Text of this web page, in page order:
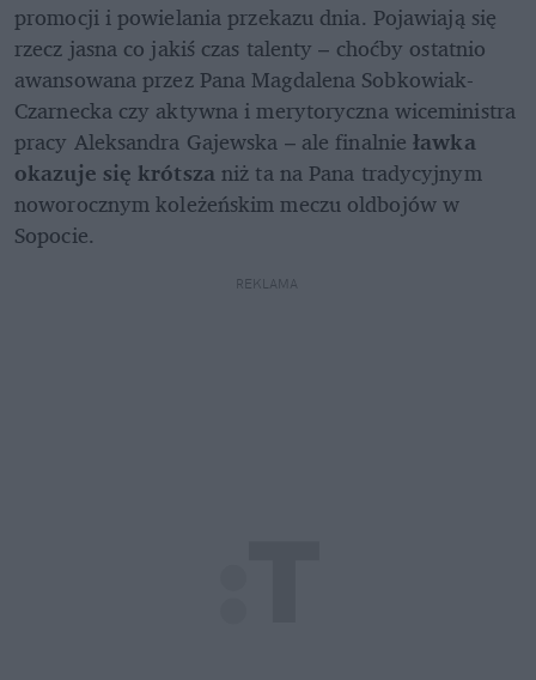
promocji i powielania przekazu dnia. Pojawiają się
rzecz jasna co jakiś czas talenty – choćby ostatnio
awansowana przez Pana Magdalena Sobkowiak-
Czarnecka czy aktywna i merytoryczna wiceministra
pracy Aleksandra Gajewska – ale finalnie ławka
okazuje się krótsza niż ta na Pana tradycyjnym
noworocznym koleżeńskim meczu oldbojów w
Sopocie.
REKLAMA